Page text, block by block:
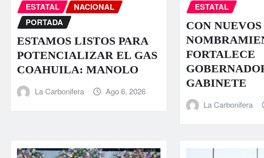
ESTATAL
NACIONAL
PORTADA
ESTAMOS LISTOS PARA
POTENCIALIZAR EL GAS
COAHUILA: MANOLO
La Carbonifera Ago 6, 2026
ESTATAL
CON NUEVOS
FORTALECE
GABINETE
La Carbonifera